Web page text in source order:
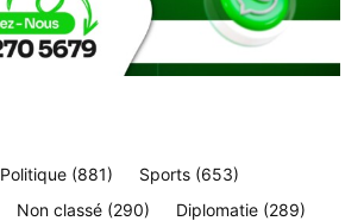
Politique (881) Sports (653)
Non classé (290) Diplomatie (289)